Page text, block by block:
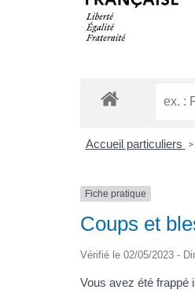
Accueil particuliers >
Fiche pratique
Coups et
Vérifié le 02/05/2023 -
Vous avez été frappé